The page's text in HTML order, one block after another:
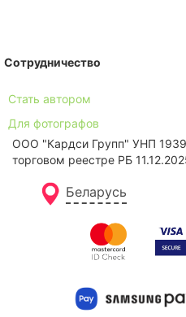
Сотрудничество
Стать автором
Для фотографов
ООО "Кардси Групп" УНП
торговом реестре РБ
Беларусь